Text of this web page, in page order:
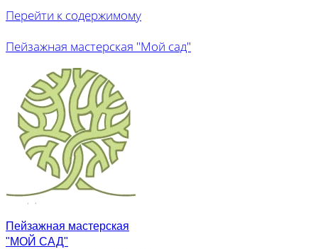
Перейти к содержимому
Пейзажная мастерская "Мой сад"
Пейзажная мастерская
"МОЙ САД"